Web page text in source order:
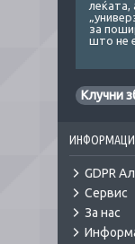
леќата,
за
што не
Клучни
GDPR
Сервис
За нас